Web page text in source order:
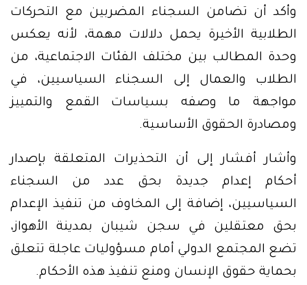
وأكد أن تضامن السجناء المضربين مع التحركات
الطلابية الأخيرة يحمل دلالات مهمة، لأنه يعكس
وحدة المطالب بين مختلف الفئات الاجتماعية، من
الطلاب والعمال إلى السجناء السياسيين، في
مواجهة ما وصفه بسياسات القمع والتمييز
ومصادرة الحقوق الأساسية.
وأشار أفشار إلى أن التحذيرات المتعلقة بإصدار
أحكام إعدام جديدة بحق عدد من السجناء
السياسيين، إضافة إلى المخاوف من تنفيذ الإعدام
بحق معتقلين في سجن شيبان بمدينة الأهواز،
تضع المجتمع الدولي أمام مسؤوليات عاجلة تتعلق
بحماية حقوق الإنسان ومنع تنفيذ هذه الأحكام.